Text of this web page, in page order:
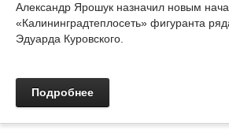
Александр Ярошук назначил новым
«Калининградтеплосеть» фигуранта
Эдуарда Куровского.
Подробнее